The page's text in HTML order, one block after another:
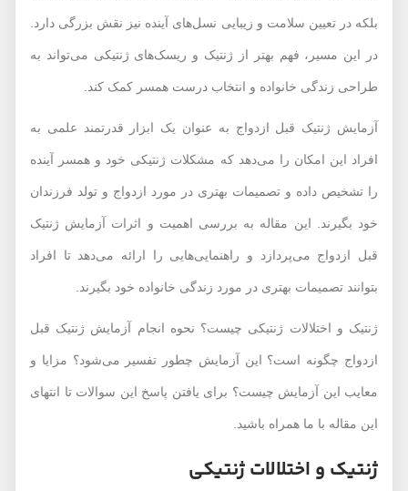
بلکه در تعیین سلامت و زیبایی نسل‌های آینده نیز نقش بزرگی دارد.
در این مسیر، فهم بهتر از ژنتیک و ریسک‌های ژنتیکی می‌تواند به
طراحی زندگی خانواده و انتخاب درست همسر کمک کند.
آزمایش ژنتیک قبل ازدواج به عنوان یک ابزار قدرتمند علمی به
افراد این امکان را می‌دهد که مشکلات ژنتیکی خود و همسر آینده
را تشخیص داده و تصمیمات بهتری در مورد ازدواج و تولد فرزندان
خود بگیرند. این مقاله به بررسی اهمیت و اثرات آزمایش ژنتیک
قبل ازدواج می‌پردازد و راهنمایی‌هایی را ارائه می‌دهد تا افراد
بتوانند تصمیمات بهتری در مورد زندگی خانواده خود بگیرند.
ژنتیک و اختلالات ژنتیکی چیست؟ نحوه انجام آزمایش ژنتیک قبل
ازدواج چگونه است؟ این آزمایش چطور تفسیر می‌شود؟ مزایا و
معایب این آزمایش چیست؟ برای یافتن پاسخ این سوالات تا انتهای
این مقاله با ما همراه باشید.
ژنتیک و اختلالات ژنتیکی